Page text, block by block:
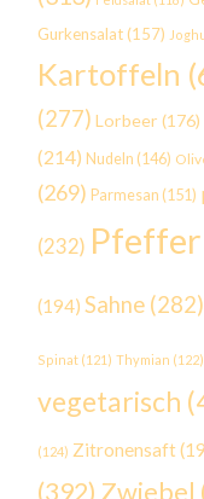
Gurkensalat (157)
Kartoffeln
(277) Lorbeer (176)
(214) Nudeln (146)
(269) Parmesan (151)
(232) Pfeffer
(194) Sahne (282)
Spinat (121) Thymian (122)
vegetarisch
(124) Zitronensaft
(392) Zwiebel